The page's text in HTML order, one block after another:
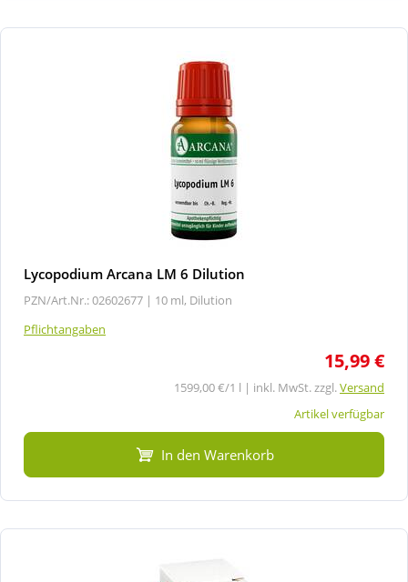
Lycopodium Arcana LM 6 Dilution
PZN/Art.Nr.: 02602677 | 10 ml, Dilution
Pflichtangaben
15,99 €
1599,00 €/1 l | inkl. MwSt. zzgl.Versand
Artikel verfügbar
In den Warenkorb